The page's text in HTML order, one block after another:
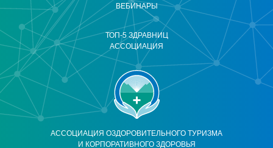
АССОЦИАЦИЯ ОЗДОРОВИТЕЛЬНОГО ТУРИЗМА
И КОРПОРАТИВНОГО ЗДОРОВЬЯ
ВЕБИНАРЫ
ТОП-5 ЗДРАВНИЦ
АССОЦИАЦИЯ